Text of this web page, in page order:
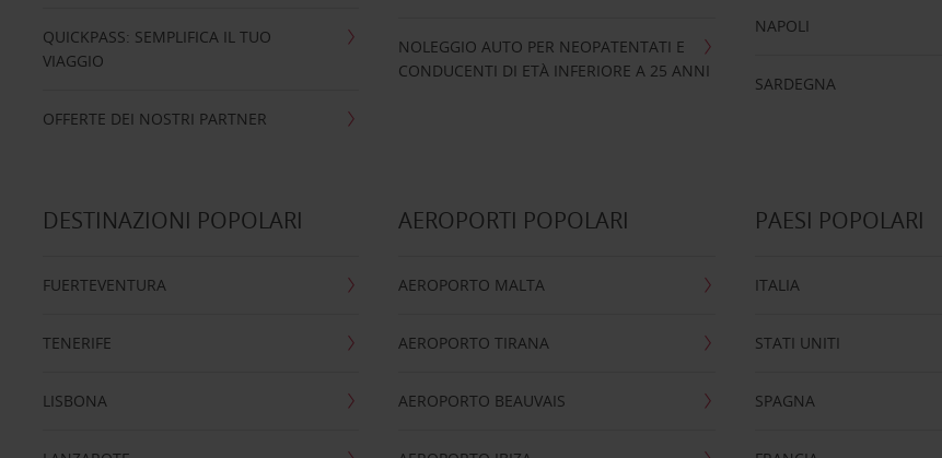
QUICKPASS: SEMPLIFICA IL TUO
VIAGGIO
OFFERTE DEI NOSTRI PARTNER
NOLEGGIO AUTO PER NEOPATENTATI E
CONDUCENTI DI ETÀ INFERIORE A 25 ANNI
NAPOLI
SARDEGNA
DESTINAZIONI POPOLARI
FUERTEVENTURA
TENERIFE
LISBONA
AEROPORTI POPOLARI
AEROPORTO MALTA
AEROPORTO TIRANA
AEROPORTO BEAUVAIS
PAESI POPOLARI
ITALIA
STATI UNITI
SPAGNA